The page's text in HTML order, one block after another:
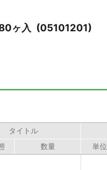
ヶ入 (05101201)
タイトル
数量 単位